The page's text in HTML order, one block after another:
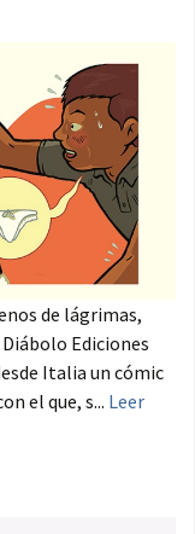
de lágrimas,
Ediciones
Italia un cómic
el que, s... Leer